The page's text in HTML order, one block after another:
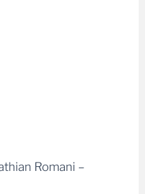
Romani –